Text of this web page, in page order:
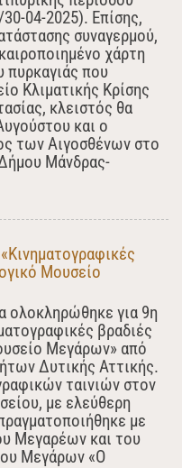
04-2025). Επίσης,
συναγερμού,
χάρτη
πυρκαγιάς που
Κλιματικής Κρίσης
κλειστός θα
και ο
των Αιγοσθένων στο
Μάνδρας-
Μουσείο
ολοκληρώθηκε για 9η
βραδιές
Μεγάρων» από
Δυτικής Αττικής.
ταινιών στον
με ελεύθερη
με
Μεγαρέων και του
Μεγάρων «Ο